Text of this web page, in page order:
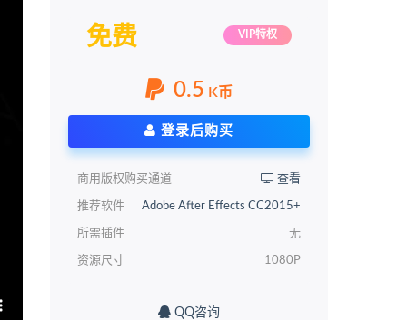
免费 VIP特权
0.5 K币
登录后购买
商用版权购买通道 查看
推荐软件 Adobe After Effects CC2015+
所需插件 无
资源尺寸 1080P
QQ咨询